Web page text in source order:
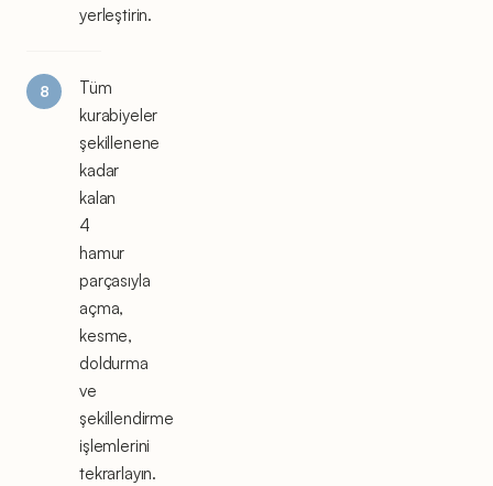
yerleştirin.
Tüm
kurabiyeler
şekillenene
kadar
kalan
4
hamur
parçasıyla
açma,
kesme,
doldurma
ve
şekillendirme
işlemlerini
tekrarlayın.